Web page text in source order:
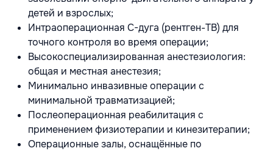
детей и взрослых;
Интраоперационная С-дуга (рентген-ТВ) для
точного контроля во время операции;
Высокоспециализированная анестезиология:
общая и местная анестезия;
Минимально инвазивные операции с
минимальной травматизацией;
Послеоперационная реабилитация с
применением физиотерапии и кинезитерапии;
Операционные залы, оснащённые по